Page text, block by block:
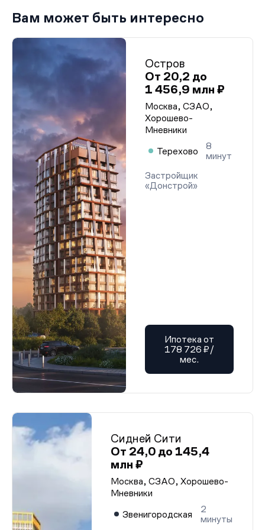
Вам может быть интересно
Остров
От 20,2 до
1 456,9 млн ₽
Москва, СЗАО,
Хорошево-
Мневники
Терехово
8
минут
Застройщик
«Донстрой»
Ипотека от
178 726 ₽/
мес.
Сидней Сити
От 24,0 до 145,4
млн ₽
Москва, СЗАО, Хорошево-
Мневники
Звенигородская
2
минуты